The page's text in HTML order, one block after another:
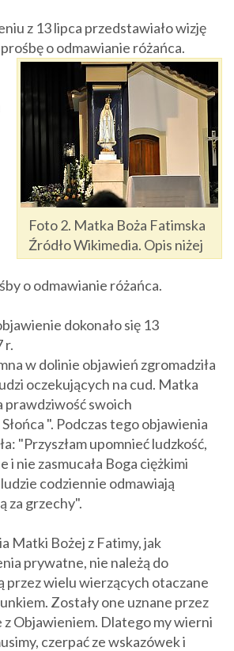
z 13 lipca przedstawiało wizję
o odmawianie różańca.
Foto 2. Matka Boża Fatimska
Źródło Wikimedia. Opis niżej
o odmawianie różańca.
dokonało się 13
r.
w dolinie objawień zgromadziła
oczekujących na cud. Matka
prawdziwość swoich
". Podczas tego objawienia
"Przyszłam upomnieć ludzkość,
i nie zasmucała Boga ciężkimi
codziennie odmawiają
za grzechy".
Matki Bożej z Fatimy, jak
prywatne, nie należą do
przez wielu wierzących otaczane
Zostały one uznane przez
z Objawieniem. Dlatego my wierni
czerpać ze wskazówek i